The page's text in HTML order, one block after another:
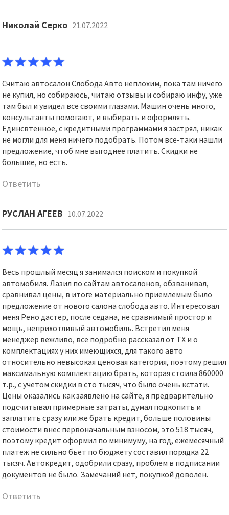
Николай Серко 21.07.2022
Считаю автосалон Слобода Авто неплохим, пока там ничего
не купил, но собираюсь, читаю отзывы и собираю инфу, уже
там был и увидел все своими глазами. Машин очень много,
консультанты помогают, и выбирать и оформлять.
Единсвтенное, с кредитными программами я застрял, никак
не могли для меня ничего подобрать. Потом все-таки нашли
предложение, чтоб мне выгоднее платить. Скидки не
большие, но есть.
Ответить
РУСЛАН АГЕЕВ 10.07.2022
Весь прошлый месяц я занимался поиском и покупкой
автомобиля. Лазил по сайтам автосалонов, обзванивал,
сравнивал цены, в итоге материально приемлемым было
предложение от нового салона слобода авто. Интересовал
меня Рено дастер, после седана, не сравнимый простор и
мощь, неприхотливый автомобиль. Встретил меня
менеджер вежливо, все подробно рассказал от ТХ и о
комплектациях у них имеющихся, для такого авто
относительно невысокая ценовая категория, поэтому решил
максимальную комплектацию брать, которая стоила 860000
т.р., с учетом скидки в сто тысяч, что было очень кстати.
Цены оказались как заявлено на сайте, я предварительно
подсчитывал примерные затраты, думал подкопить и
заплатить сразу или же брать кредит, больше половины
стоимости внес первоначальным взносом, это 518 тысяч,
поэтому кредит оформил по минимуму, на год, ежемесячный
платеж не сильно бьет по бюджету составил порядка 22
тысяч. Автокредит, одобрили сразу, проблем в подписании
документов не было. Замечаний нет, покупкой доволен.
Ответить